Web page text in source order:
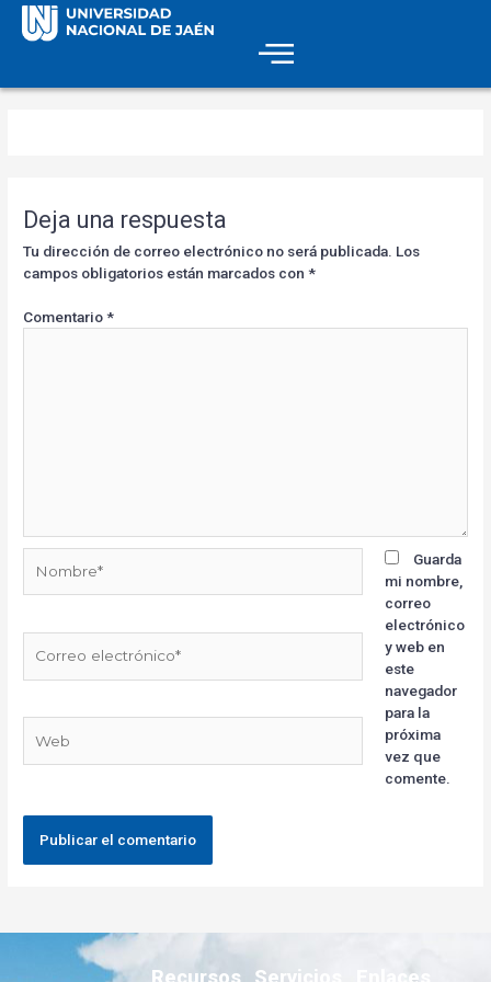
Deja una respuesta
Tu dirección de correo electrónico no será publicada. Los
campos obligatorios están marcados con*
Comentario*
Guarda
mi nombre,
correo
electrónico
y web en
este
navegador
para la
próxima
vez que
comente.
Recursos Servicios Enlaces